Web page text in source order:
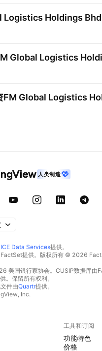
Logistics Holdings Bhd
Global Logistics
FM Global Logistics
人类制造
ICE Data Services提供。
FactSet提供。版权所有 © 2026
美国银行家协会。CUSIP数据库由
。保留所有权利。
件由Quartr提供。
Inc.
工具和订阅
功能特色
价格